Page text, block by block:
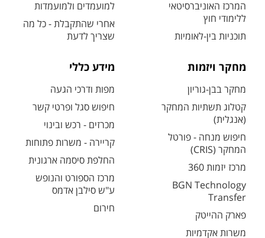
המרכז האוניברסיטאי
ללימודי חוץ
תוכניות בין-לאומיות
למועמדים ולמועמדות
אחרי שהתקבלת - כל מה
שצריך לדעת
מחקר ויזמות
מחקר בבן-גוריון
קטלוג תשתיות המחקר
(אנגלית)
חיפוש מנחה - פורטל
המחקר (CRIS)
מרכז יזמות 360
BGN Technology
Transfer
פארק ההייטק
משרות אקדמיות
מידע כללי
מפות ודרכי הגעה
חיפוש סגל ופרטי קשר
מכרזים - רכש ובינוי
קריירה - משרות פתוחות
החלפת סיסמה ארגונית
מרכז הספורט והנופש
ע"ש סילבן אדמס
חירום